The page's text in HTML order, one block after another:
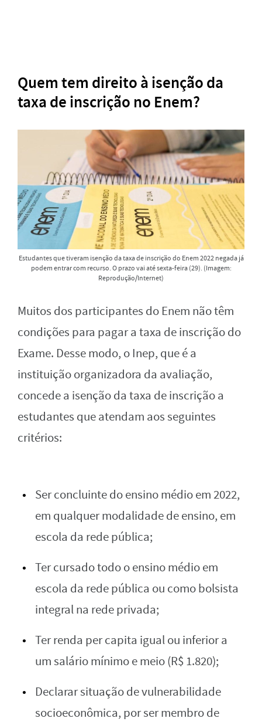
Quem tem direito à isenção da
taxa de inscrição no Enem?
Estudantes que tiveram isenção da taxa de inscrição do Enem 2022 negada já
podem entrar com recurso. O prazo vai até sexta-feira (29). (Imagem:
Reprodução/Internet)
Muitos dos participantes do Enem não têm
condições para pagar a taxa de inscrição do
Exame. Desse modo, o Inep, que é a
instituição organizadora da avaliação,
concede a isenção da taxa de inscrição a
estudantes que atendam aos seguintes
critérios:
Ser concluinte do ensino médio em 2022,
em qualquer modalidade de ensino, em
escola da rede pública;
Ter cursado todo o ensino médio em
escola da rede pública ou como bolsista
integral na rede privada;
Ter renda per capita igual ou inferior a
um salário mínimo e meio (R$ 1.820);
Declarar situação de vulnerabilidade
socioeconômica, por ser membro de